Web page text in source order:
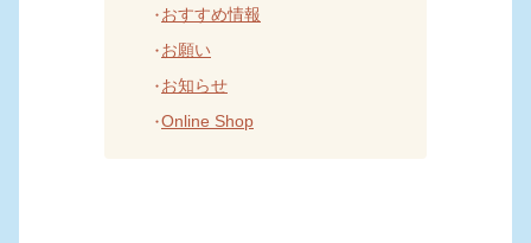
おすすめ情報
お願い
お知らせ
Online Shop